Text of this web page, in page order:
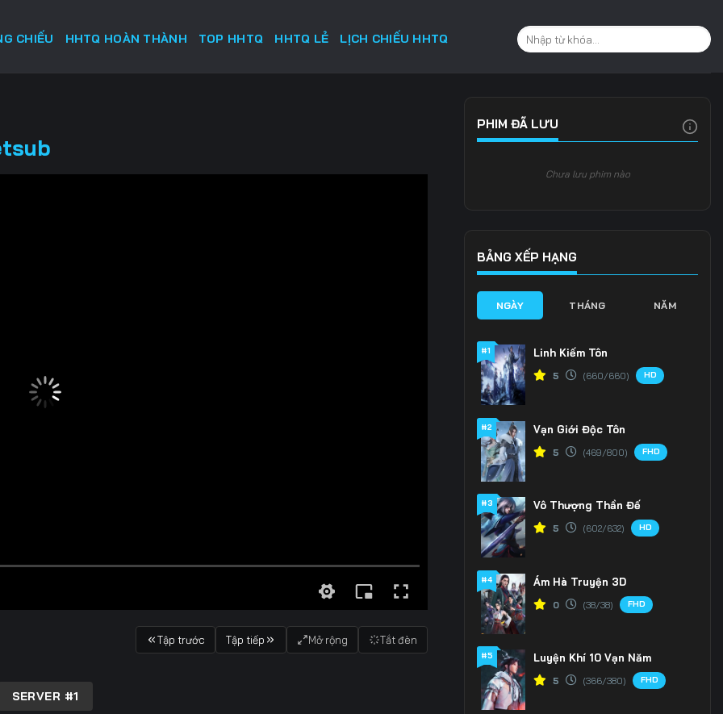
CHIẾU HHTQ HOÀN THÀNH TOP HHTQ HHTQ LẺ LỊCH CHIẾU HHTQ
Tập trước Tập tiếp Mở rộng Tắt đèn
SERVER #1
PHIM ĐÃ LƯU
Chưa lưu phim nào
BẢNG XẾP HẠNG
NGÀY THÁNG NĂM
#1 Linh Kiếm Tôn
5 (660/660) HD
#2 Vạn Giới Độc Tôn
5 (469/800) FHD
#3 Vô Thượng Thần Đế
5 (602/632) HD
#4 Ám Hà Truyện 3D
0 (38/38) FHD
#5 Luyện Khí 10 Vạn Năm
5 (366/380) FHD